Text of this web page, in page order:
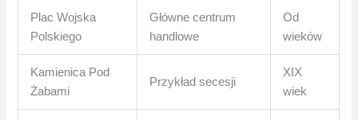
Plac Wojska
Polskiego
Główne centrum
handlowe
Od
wieków
Kamienica Pod
Żabami
Przykład secesji
XIX
wiek